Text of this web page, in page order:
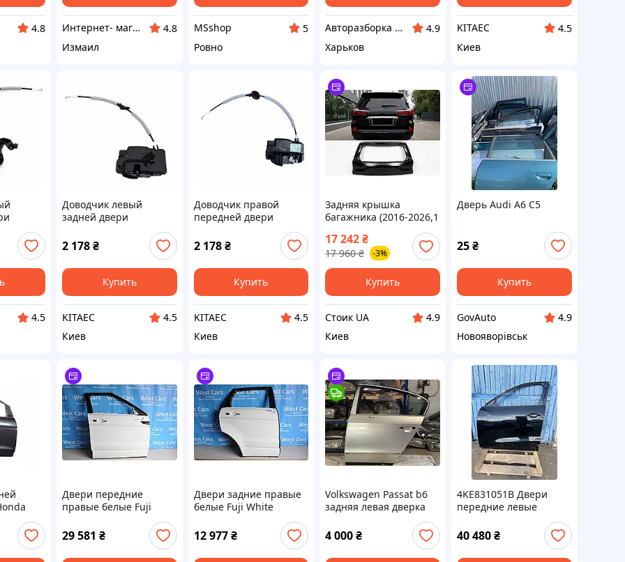
4.8
Интернет- магазин "АВТОДЕТАЛЬ"
4.8
Измаил
MSshop
5
Ровно
Авторазборка NR PARTS
4.9
Харьков
KITAEC
4.5
Киев
4.5
Доводчик левый
задней двери
ОРИГИНАЛ (16186379-
00)
2 178₴
Купить
KITAEC
4.5
Киев
Доводчик правой
передней двери
ОРИГИНАЛ (16186375-
00)
2 178 ₴
Купить
KITAEC
4.5
Киев
Задняя крышка
багажника (2016-2026,1
LX570/450d
17 242₴
17 960 ₴ -3%
Купить
Стоик UA
4.9
Киев
Дверь Audi A6 C5
25₴
Купить
GovAuto
4.9
Новояворівськ
правая
Двери передние
правые белые Fuji
29 581 ₴
Двери задние правые
белые Fuji White
12 977 ₴
Volkswagen Passat b6
задняя левая дверка
4 000₴
4KE831051B Двери
передние левые
(Колир Y9T) Audi Q8 E-
Tron
40 480₴